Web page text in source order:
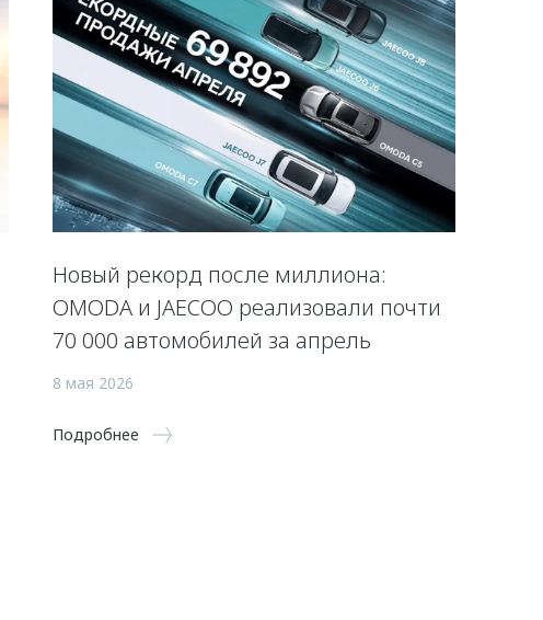
Новый рекорд после миллиона:
OMODA и JAECOO реализовали почти
70 000 автомобилей за апрель
8 мая 2026
Подробнее